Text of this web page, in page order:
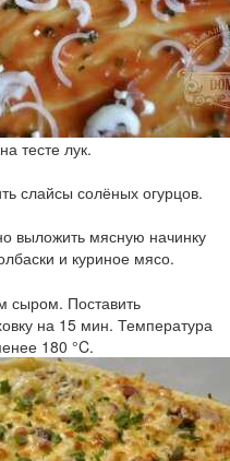
тесте лук.
слайсы солёных огурцов.
выложить мясную начинку
и куриное мясо.
сыром. Поставить
на 15 мин. Температура
180 °C.